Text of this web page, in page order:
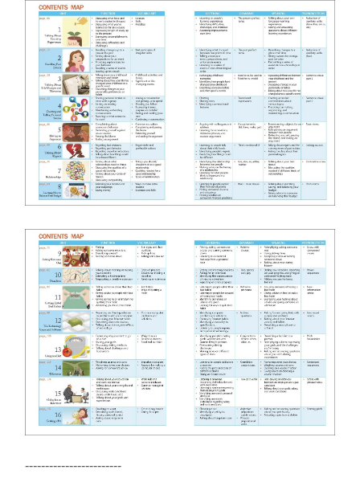
------------------------